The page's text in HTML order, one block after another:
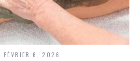
FÉVRIER 6, 2026